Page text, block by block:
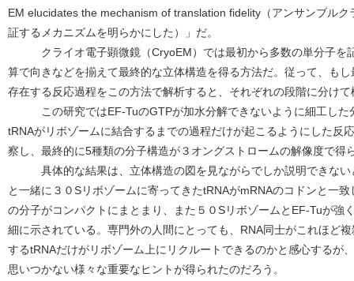
EM elucidates the mechanism of translation fidelity（アンサンブル
証するメカニズムを明らかにした）」だ。
クライオ電子顕微鏡（CryoEM）では最初から多数の単分子を
算で向きなどを揃えて最終的な立体構造を得る方法だ。従って、も
存在する反応過程をこの方法で解析すると、それぞれの段階に分け
この研究ではEF-TuのGTPが加水分解できないように細工した
tRNAがリボゾームに結合するまでの過程だけが起こるようにした反
察し、最終的に5種類の分子構造が３オングストロームの解像度で得
具体的な結果は、立体構造の図を見ながらでしか説明できない
と一緒に３０Sリボゾームに寄ってきたtRNAがmRNAのコドンと一
の分子がコンパクトにまとまり、また５０SリボゾームとEF-Tuが強
細に示されている。専門外の人間にとっても、RNA同士がこれほど
するtRNAだけがリボゾーム上にリクルートできるのかと感心するが
思いつかない様々な重要なヒントが得られたのだろう。